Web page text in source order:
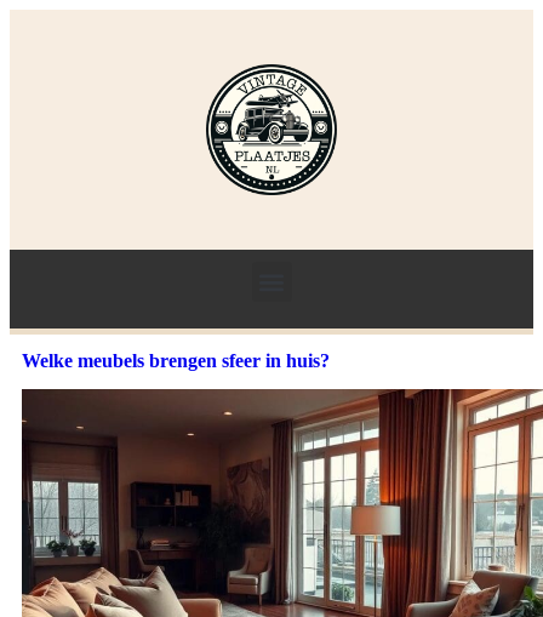
Welke meubels brengen sfeer in huis?